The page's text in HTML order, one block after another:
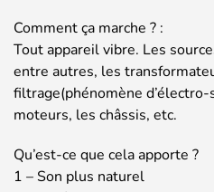
Comment ça marche ? :
Tout appareil vibre. Les
entre autres, les
filtrage(phénomène
moteurs, les châssis, etc.
Qu’est-ce que cela apporte ?
1 – Son plus naturel